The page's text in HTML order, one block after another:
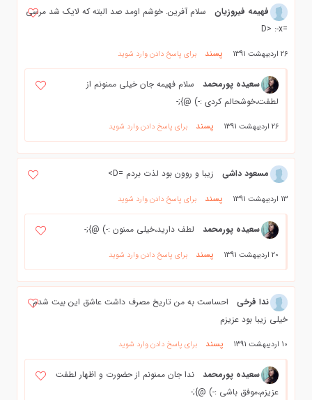
فهيمه فيروزيان
سلام آفرين. خوشم اومد صد البته كه لايك شد مرسي
=D> :-x
26 اردیبهشت 1391 پسند برای پاسخ دادن وارد شوید
سعیده پورمحمد
سلام فهیمه جان خیلی ممنونم از
لطفت،خوشحالم کردی :-) @};-
26 اردیبهشت 1391 پسند برای پاسخ دادن وارد شوید
مسعود داشی زیبا و روون بود لذت بردم =D>
13 اردیبهشت 1391 پسند برای پاسخ دادن وارد شوید
سعیده پورمحمد لطف دارید،خیلی ممنون :-) @};-
20 اردیبهشت 1391 پسند برای پاسخ دادن وارد شوید
ندا فرخی
احساست به من تاریخ مصرف داشت عاشق این بیت شدم
خیلی زیبا بود عزیزم
10 اردیبهشت 1391 پسند برای پاسخ دادن وارد شوید
سعیده پورمحمد
ندا جان ممنونم از حضورت و اظهار لطفت
عزیزم،موفق باشی :-) @};-